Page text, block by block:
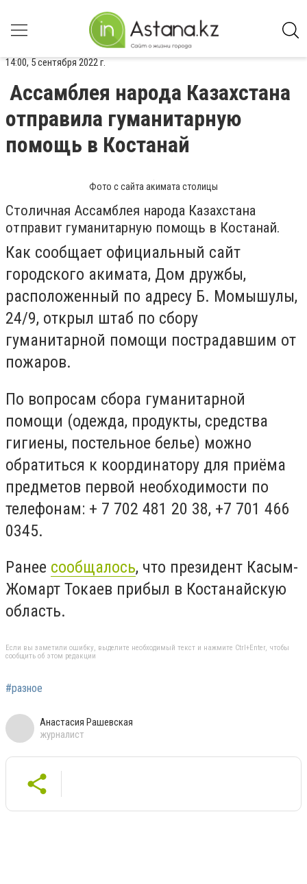
14:00, 5 сентября 2022 г.
Ассамблея народа Казахстана
отправила гуманитарную
помощь в Костанай
Фото с сайта акимата столицы
Столичная Ассамблея народа Казахстана
отправит гуманитарную помощь в Костанай.
Как сообщает официальный сайт
городского акимата, Дом дружбы,
расположенный по адресу Б. Момышулы,
24/9, открыл штаб по сбору
гуманитарной помощи пострадавшим от
пожаров.
По вопросам сбора гуманитарной
помощи (одежда, продукты, средства
гигиены, постельное белье) можно
обратиться к координатору для приёма
предметов первой необходимости по
телефонам: + 7 702 481 20 38, +7 701 466
0345.
Ранее сообщалось, что президент Касым-
Жомарт Токаев прибыл в Костанайскую
область.
Если вы заметили ошибку, выделите необходимый текст и нажмите Ctrl+Enter, чтобы
сообщить об этом редакции
#разное
Анастасия Рашевская
журналист